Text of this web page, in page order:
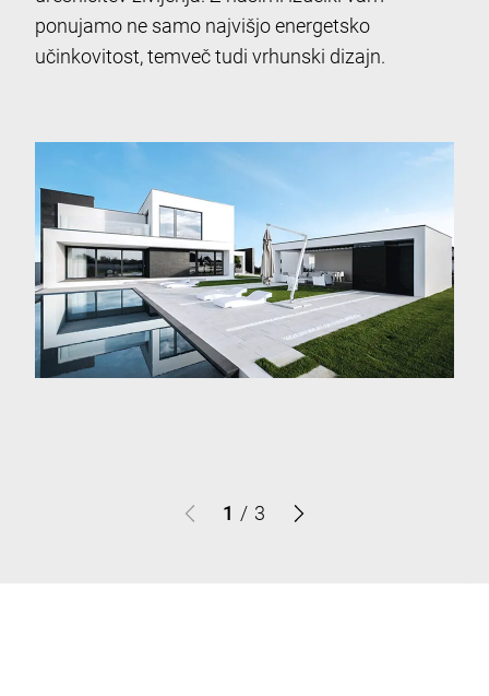
ponujamo ne samo najvišjo energetsko
učinkovitost, temveč tudi vrhunski dizajn.
1 / 3